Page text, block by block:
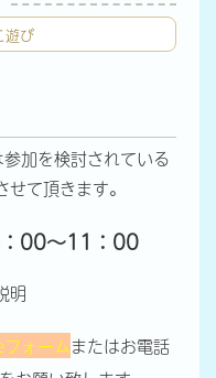
遊び
加を検討されている
て頂きます。
00～11：00
明
ォームまたはお電話